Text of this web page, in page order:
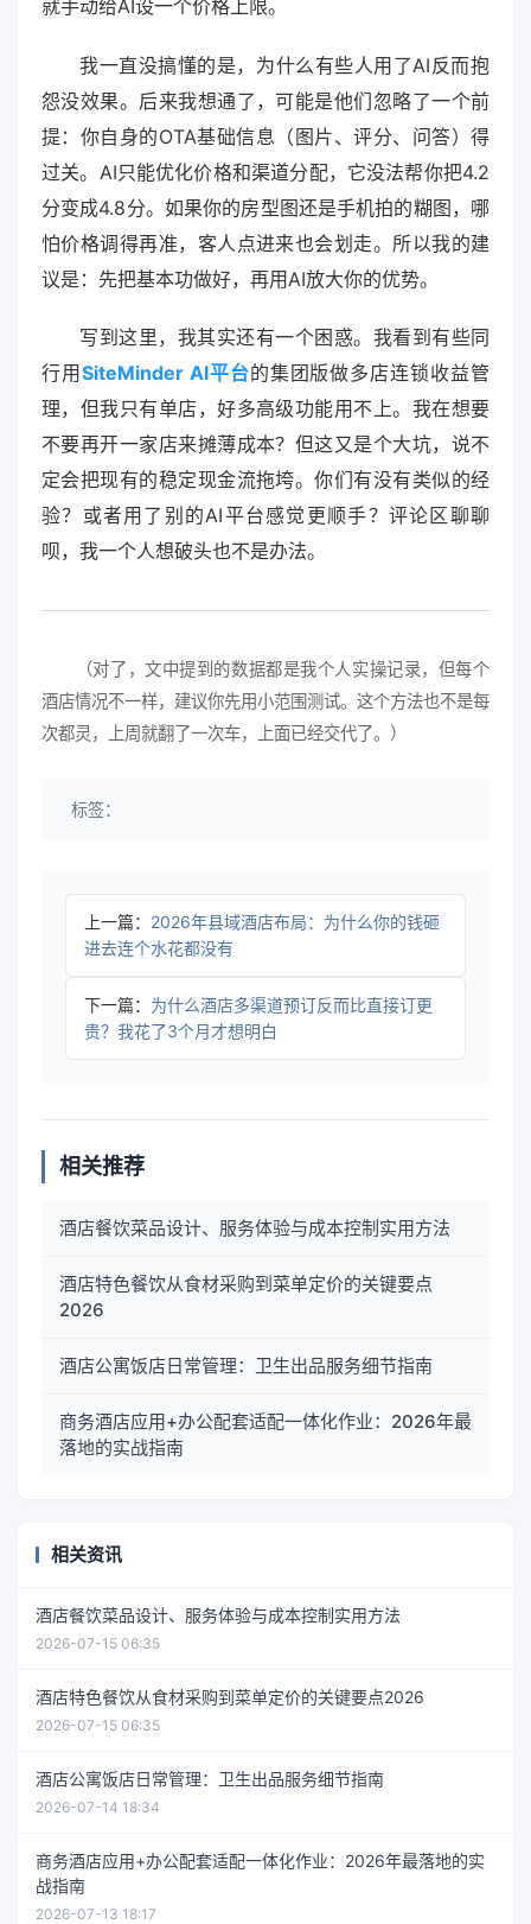
就手动给AI设一个价格上限。
我一直没搞懂的是，为什么有些人用了AI反而抱
怨没效果。后来我想通了，可能是他们忽略了一个前
提：你自身的OTA基础信息（图片、评分、问答）得
过关。AI只能优化价格和渠道分配，它没法帮你把4.2
分变成4.8分。如果你的房型图还是手机拍的糊图，哪
怕价格调得再准，客人点进来也会划走。所以我的建
议是：先把基本功做好，再用AI放大你的优势。
写到这里，我其实还有一个困惑。我看到有些同
行用SiteMinder AI平台的集团版做多店连锁收益管
理，但我只有单店，好多高级功能用不上。我在想要
不要再开一家店来摊薄成本？但这又是个大坑，说不
定会把现有的稳定现金流拖垮。你们有没有类似的经
验？或者用了别的AI平台感觉更顺手？评论区聊聊
呗，我一个人想破头也不是办法。
（对了，文中提到的数据都是我个人实操记录，但每个
酒店情况不一样，建议你先用小范围测试。这个方法也不是每
次都灵，上周就翻了一次车，上面已经交代了。）
标签：
上一篇： 2026年县域酒店布局：为什么你的钱砸
进去连个水花都没有
下一篇： 为什么酒店多渠道预订反而比直接订更
贵？我花了3个月才想明白
相关推荐
酒店餐饮菜品设计、服务体验与成本控制实用方法
酒店特色餐饮从食材采购到菜单定价的关键要点
2026
酒店公寓饭店日常管理：卫生出品服务细节指南
商务酒店应用+办公配套适配一体化作业：2026年最
落地的实战指南
相关资讯
酒店餐饮菜品设计、服务体验与成本控制实用方法
2026-07-15 06:35
酒店特色餐饮从食材采购到菜单定价的关键要点2026
2026-07-15 06:35
酒店公寓饭店日常管理：卫生出品服务细节指南
2026-07-14 18:34
商务酒店应用+办公配套适配一体化作业：2026年最落地的实
战指南
2026-07-13 18:17